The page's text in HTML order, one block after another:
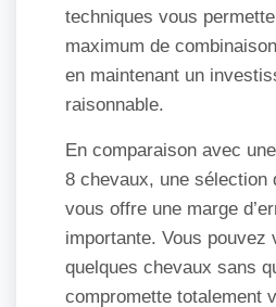
techniques vous
maximum de
en maintenant un
raisonnable.
En comparaison avec
8 chevaux, une sélection
vous offre une marge
importante. Vous pouvez
quelques chevaux sans
compromette totalement